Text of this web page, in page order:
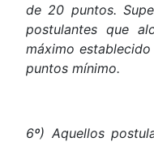
de 20 puntos.
postulantes que
máximo
puntos mínimo.
6º) Aquellos